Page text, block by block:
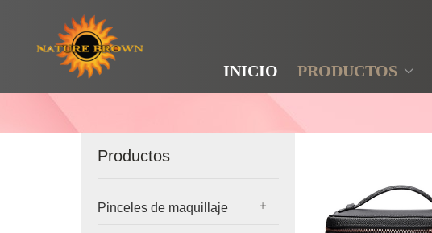
INICIO PRODUCTOS
Productos
Pinceles de maquillaje